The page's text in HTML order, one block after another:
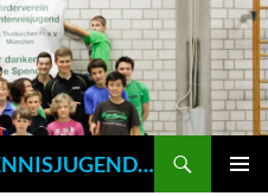
FÖRDERVEREIN TISCHTENNISJUGEND SPVGG THALKIRCHEN E.V. MÜNCHEN